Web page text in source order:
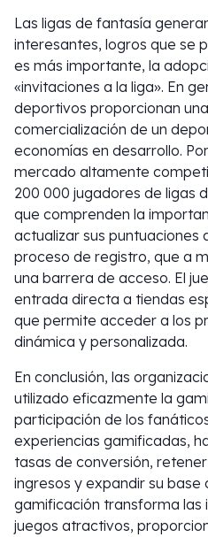
Las ligas de fantasía
interesantes, logros que se
es más importante, la
«invitaciones a la liga». En
deportivos proporcionan
comercialización de un
economías en desarrollo.
mercado altamente
200 000 jugadores de ligas
que comprenden la
actualizar sus puntuaciones
proceso de registro, que a
una barrera de acceso. El
entrada directa a tiendas
que permite acceder a los
dinámica y personalizada.
En conclusión, las
utilizado eficazmente la
participación de los
experiencias gamificadas,
tasas de conversión,
ingresos y expandir su base
gamificación transforma las
juegos atractivos,